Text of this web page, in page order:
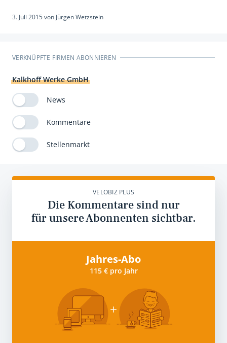
3. Juli 2015von Jürgen Wetzstein
VERKNÜPFTE FIRMEN ABONNIEREN
Kalkhoff Werke GmbH
News
Kommentare
Stellenmarkt
VELOBIZ PLUS
Die Kommentare sind nur
für unsere Abonnenten sichtbar.
Jahres-Abo
115 € pro Jahr